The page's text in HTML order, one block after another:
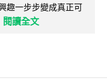
趣一步步變成真正可
閱讀全文